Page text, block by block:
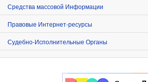
Средства массовой Информации
Правовые Интернет-ресурсы
Судебно-Исполнительные Органы